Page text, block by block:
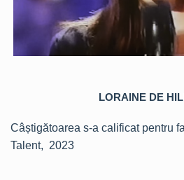
LORAINE DE
Câștigătoarea s-a calificat pentru
Talent, 2023